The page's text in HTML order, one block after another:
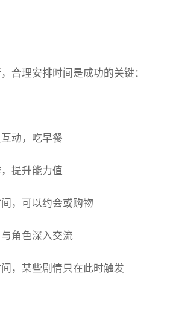
合理安排时间是成功的关键：
动，吃早餐
提升能力值
，可以约会或购物
角色深入交流
，某些剧情只在此时触发